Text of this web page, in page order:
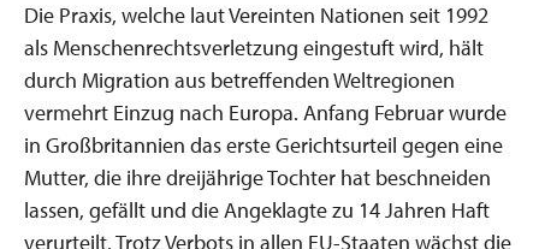
Die Praxis, welche laut Vereinten Nationen seit 1992
als Menschenrechtsverletzung eingestuft wird, hält
durch Migration aus betreffenden Weltregionen
vermehrt Einzug nach Europa. Anfang Februar wurde
in Großbritannien das erste Gerichtsurteil gegen eine
Mutter, die ihre dreijährige Tochter hat beschneiden
lassen, gefällt und die Angeklagte zu 14 Jahren Haft
verurteilt. Trotz Verbots in allen EU-Staaten wächst die